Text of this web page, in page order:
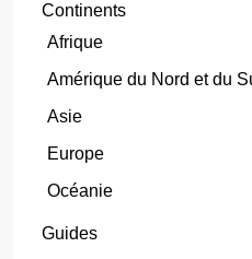
Continents
Afrique
Amérique du Nord et du
Asie
Europe
Océanie
Guides